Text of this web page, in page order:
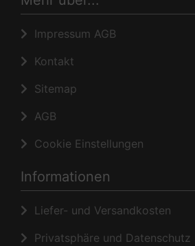
Impressum AGB
Kontakt
Sitemap
AGB
Cookie Einstellungen
Informationen
Liefer- und Versandkosten
Privatsphäre und Datenschutz